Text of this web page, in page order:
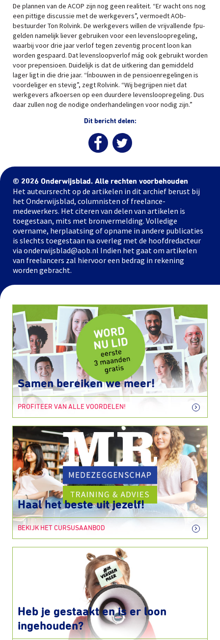
De plannen van de ACOP zijn nog geen realiteit. “Er wacht ons nog
een pittige discussie met de werkgevers”, vermoedt AOb-
bestuurder Ton Rolvink. De werkgevers willen de vrijvallende fpu-
gelden namelijk liever gebruiken voor een levensloopregeling,
waarbij voor drie jaar verlof tegen zeventig procent loon kan
worden gespaard. Dat levensloopverlof mág ook gebruikt worden
voor prepensioen. Duidelijk is dat de uitkering dan gemiddeld
lager ligt in die drie jaar. “Ínbouwen in de pensioenregelingen is
voordeliger en stevig”, zegt Rolvink. “Wij begrijpen niet dat
werkgevers afkoersen op een duurdere levensloopregeling. Dus
daar zullen nog de nodige onderhandelingen voor nodig zijn.”
Dit bericht delen:
© 2026 Onderwijsblad. Alle rechten voorbehouden
Het auteursrecht op de artikelen in dit archief berust bij
het Onderwijsblad, columnisten of freelance-
medewerkers. Het citeren van delen van artikelen is
toegestaan, mits met bronvermelding. Volledige
overname, herplaatsing of opname in andere publicaties
is slechts toegestaan na overleg met de hoofdredacteur
via onderwijsblad@aob.nl Indien het gaat om artikelen
van freelancers zal hiervoor een bedrag in rekening
worden gebracht.
Samen bereiken we meer!
PROFITEER VAN ALLE VOORDELEN!
Haal het beste uit jezelf!
BEKIJK HET CURSUSAANBOD
Heb je gestaakt en is er loon
ingehouden?